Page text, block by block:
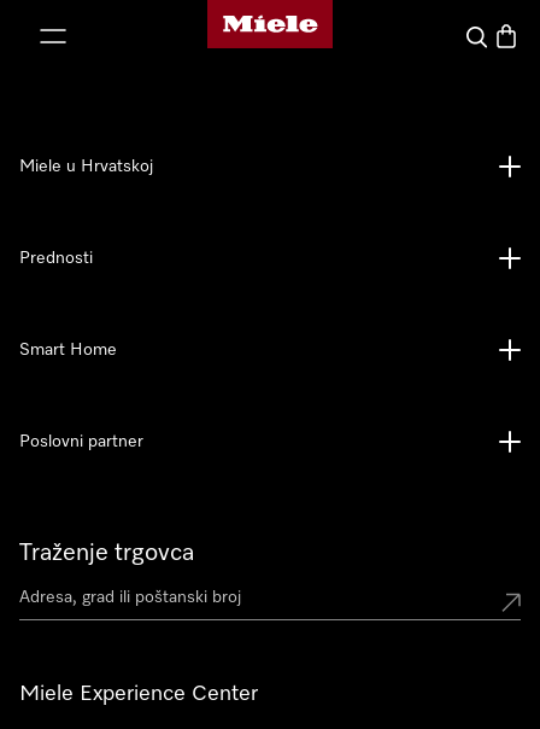
Miele početna stranica
Pretraga
Traženje trgovca
Miele Experience Center
Miele u Hrvatskoj
Prednosti
Smart Home
Poslovni partner